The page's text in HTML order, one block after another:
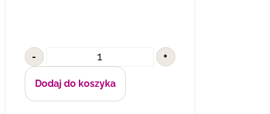
- +
Dodaj do koszyka